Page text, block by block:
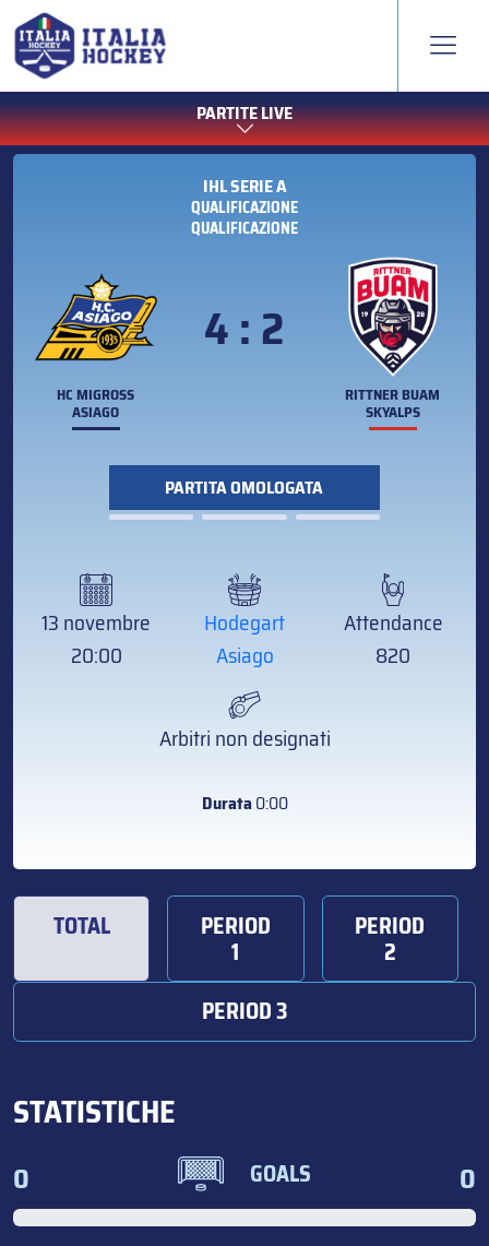
PARTITE LIVE
IHL SERIE A
QUALIFICAZIONE
QUALIFICAZIONE
HC MIGROSS
ASIAGO
4 : 2
RITTNER BUAM
SKYALPS
PARTITA OMOLOGATA
13 novembre
20:00
Hodegart
Asiago
Attendance
820
Arbitri non designati
Durata0:00
TOTAL PERIOD
1
PERIOD
2
PERIOD 3
STATISTICHE
0 GOALS 0